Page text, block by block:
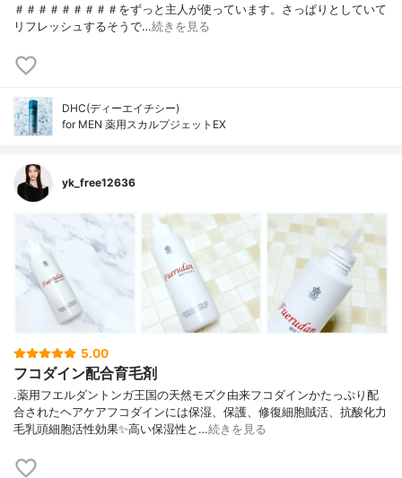
＃＃＃＃＃＃＃＃＃をずっと主人が使っています。さっぱりとしていて
リフレッシュするそうで…続きを見る
DHC(ディーエイチシー)
for MEN 薬用スカルプジェットEX
yk_free12636
5.00
フコダイン配合育毛剤
.薬用フエルダントンガ王国の天然モズク由来フコダインかたっぷり配
合されたヘアケアフコダインには保湿、保護、修復細胞賊活、抗酸化力
毛乳頭細胞活性効果✨高い保湿性と…続きを見る